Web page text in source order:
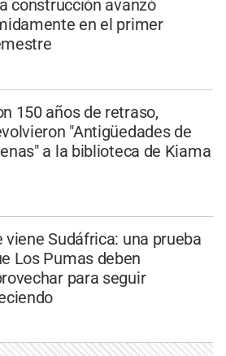
construcción avanzó
en el primer
150 años de retraso,
"Antigüedades de
a la biblioteca de Kiama
viene Sudáfrica: una prueba
Los Pumas deben
para seguir